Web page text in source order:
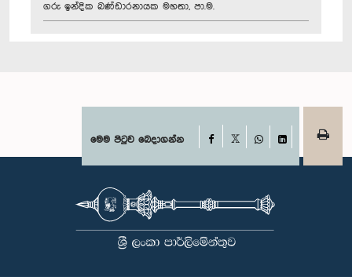
ගරු ඉන්දික බණ්ඩාරනායක මහතා, පා.ම.
මෙම පිටුව බෙදාගන්න Facebook
WhatsAppLinkedIn